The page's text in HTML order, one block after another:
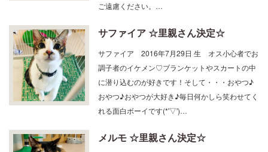
ご遠慮ください。…
サファイア ☆里親さん決定☆
サファイア 2016年7月29日 生 オス小心者でお
調子者のイケメン♡ブランケットやスカートの中
に潜り込むのが好きです！そして・・・おやつ♪
おやつ♪おやつが大好き♪毎日何かしら笑わせてく
れる面白ボーイです(*'▽')…
メルモ ☆里親さん決定☆